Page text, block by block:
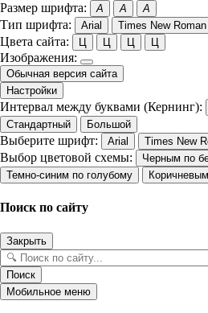
Размер шрифта: A A A
Тип шрифта: Arial Times New Roman
Цвета сайта: Ц Ц Ц Ц
Изображения:
Обычная версия сайта
Настройки
Интервал между буквами (Кернинг):
Стандартный
Большой
Выберите шрифт: Arial Times New
Выбор цветовой схемы: Черным по
Темно-синим по голубому
Поиск по сайту
Закрыть
Поиск
Мобильное меню